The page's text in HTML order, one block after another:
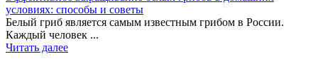
условиях: способы и советы
Белый гриб является самым известным грибом в России.
Каждый человек ...
Читать далее